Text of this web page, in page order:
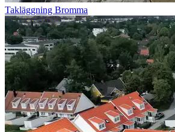
Takläggning Bromma